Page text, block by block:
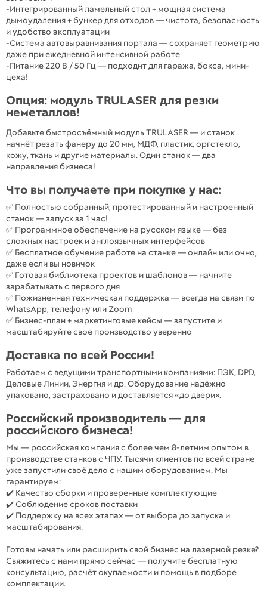
-Интегрированный ламельный стол + мощная система
дымоудаления + бункер для отходов — чистота, безопасность
и удобство эксплуатации
-Система автовыравнивания портала — сохраняет геометрию
даже при ежедневной интенсивной работе
-Питание 220 В / 50 Гц — подходит для гаража, бокса, мини-
цеха!
Опция: модуль TRULASER для резки
неметаллов!
Добавьте быстросъёмный модуль TRULASER — и станок
начнёт резать фанеру до 20 мм, МДФ, пластик, оргстекло,
кожу, ткань и другие материалы. Один станок — два
направления бизнеса!
Что вы получаете при покупке у нас:
✅ Полностью собранный, протестированный и настроенный
станок — запуск за 1 час!
✅ Программное обеспечение на русском языке — без
сложных настроек и англоязычных интерфейсов
✅ Бесплатное обучение работе на станке — онлайн или очно,
даже если вы новичок
✅ Готовая библиотека проектов и шаблонов — начните
зарабатывать с первого дня
✅ Пожизненная техническая поддержка — всегда на связи по
WhatsApp, телефону или Zoom
✅ Бизнес-план + маркетинговые кейсы — запустите и
масштабируйте своё производство уверенно
Доставка по всей России!
Работаем с ведущими транспортными компаниями: ПЭК, DPD,
Деловые Линии, Энергия и др. Оборудование надёжно
упаковано, застраховано и доставляется «до двери».
Российский производитель — для
российского бизнеса!
Мы — российская компания с более чем 8-летним опытом в
производстве станков с ЧПУ. Тысячи клиентов по всей стране
уже запустили своё дело с нашим оборудованием. Мы
гарантируем:
✔️ Качество сборки и проверенные комплектующие
✔️ Соблюдение сроков поставки
✔️ Поддержку на всех этапах — от выбора до запуска и
масштабирования.
Готовы начать или расширить свой бизнес на лазерной резке?
Свяжитесь с нами прямо сейчас — получите бесплатную
консультацию, расчёт окупаемости и помощь в подборе
комплектации.